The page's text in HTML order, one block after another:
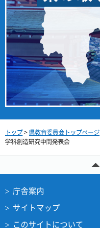
トップ> 県教育委員会トップページ
学科創造研究中間発表会
庁舎案内
サイトマップ
このサイトについて